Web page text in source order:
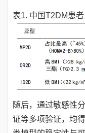
表1. 中国T2DM患
随后，通过敏感性
证等多项验证，均